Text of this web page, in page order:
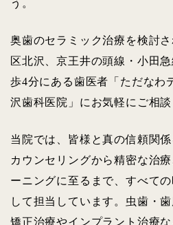
う。
奥歯のセラミック治療を検討
区北沢、京王井の頭線・小田
歩4分にある歯医者「ただなわ
沢歯科医院」にお気軽にご相談
当院では、皆様と真の信頼関
カウンセリングから精密な治
ーニングに至るまで、すべて
して担当しています。虫歯・
矯正治療やインプラント治療